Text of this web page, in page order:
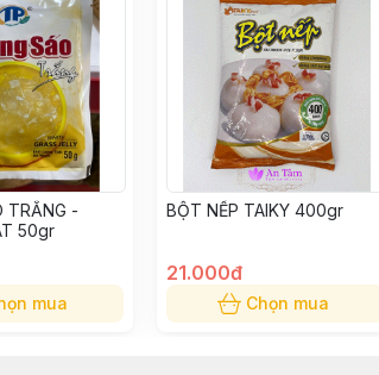
TRẮNG -
50gr
mua
BỘT NẾP TAIKY 400gr
21.000đ
Chọn mua